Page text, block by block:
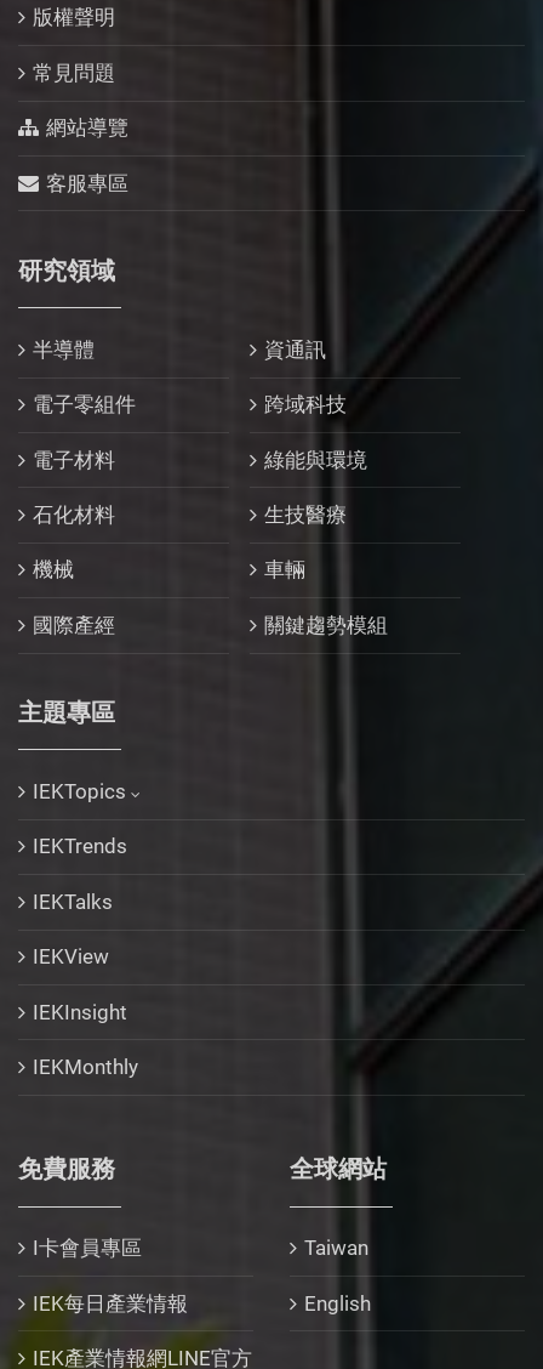
版權聲明
常見問題
網站導覽
客服專區
研究領域
半導體 資通訊
電子零組件 跨域科技
電子材料 綠能與環境
石化材料 生技醫療
機械 車輛
國際產經 關鍵趨勢模組
主題專區
IEKTopics
IEKTrends
IEKTalks
IEKView
IEKInsight
IEKMonthly
免費服務
I卡會員專區
IEK每日產業情報
IEK產業情報網LINE官方
全球網站
Taiwan
English